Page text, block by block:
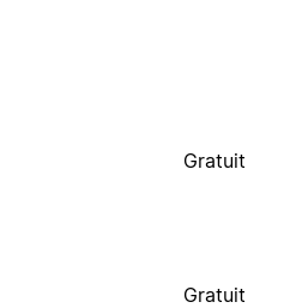
Gratuit
Gratuit